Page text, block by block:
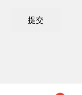
提交